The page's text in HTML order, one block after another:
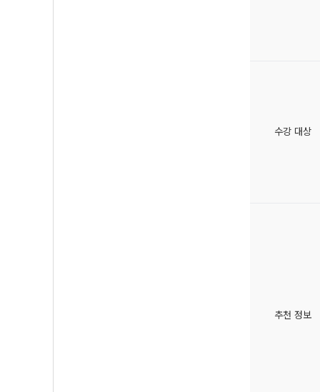
수강 대상
추천 정보